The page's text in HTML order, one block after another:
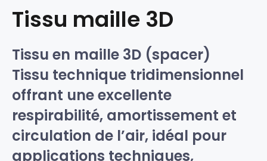
Tissu maille 3D
Tissu en maille 3D (spacer)
Tissu technique tridimensionnel
offrant une excellente
respirabilité, amortissement et
circulation de l’air, idéal pour
applications techniques,